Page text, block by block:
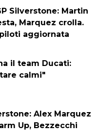
Silverstone: Martin
Marquez crolla.
aggiornata
il team Ducati:
calmi"
Alex Marquez
Up, Bezzecchi